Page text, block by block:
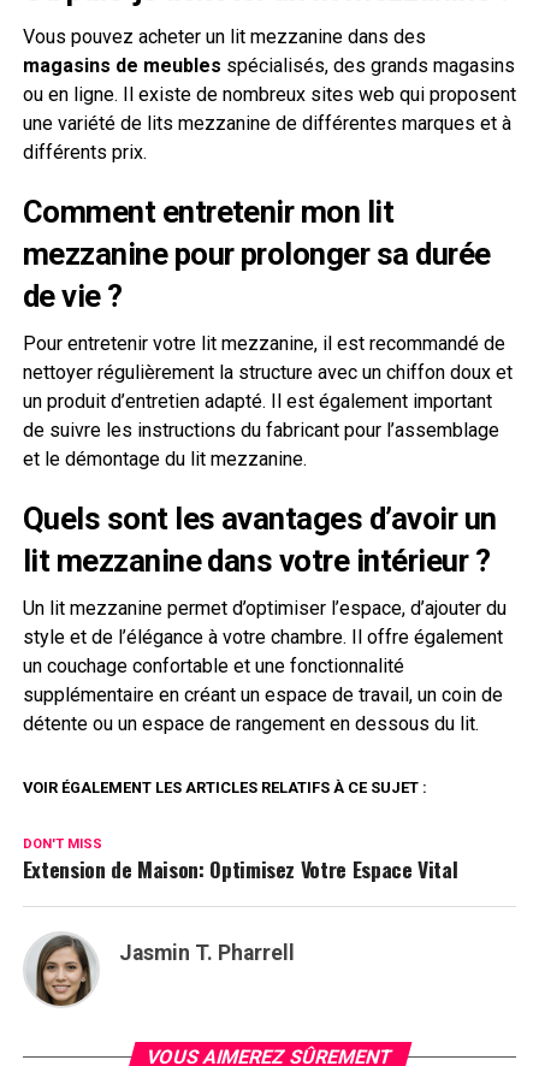
Vous pouvez acheter un lit mezzanine dans des
magasins de meubles spécialisés, des grands magasins
ou en ligne. Il existe de nombreux sites web qui proposent
une variété de lits mezzanine de différentes marques et à
différents prix.
Comment entretenir mon lit
mezzanine pour prolonger sa durée
de vie ?
Pour entretenir votre lit mezzanine, il est recommandé de
nettoyer régulièrement la structure avec un chiffon doux et
un produit d’entretien adapté. Il est également important
de suivre les instructions du fabricant pour l’assemblage
et le démontage du lit mezzanine.
Quels sont les avantages d’avoir un
lit mezzanine dans votre intérieur ?
Un lit mezzanine permet d’optimiser l’espace, d’ajouter du
style et de l’élégance à votre chambre. Il offre également
un couchage confortable et une fonctionnalité
supplémentaire en créant un espace de travail, un coin de
détente ou un espace de rangement en dessous du lit.
VOIR ÉGALEMENT LES ARTICLES RELATIFS À CE SUJET :
DON'T MISS
Extension de Maison: Optimisez Votre Espace Vital
Jasmin T. Pharrell
VOUS AIMEREZ SÛREMENT